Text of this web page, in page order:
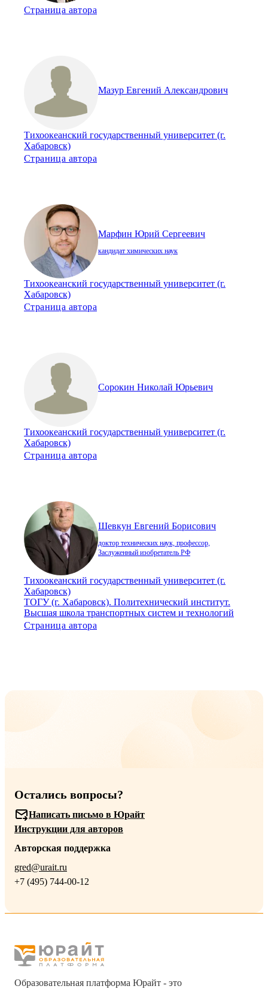
Страница автора
Мазур Евгений Александрович
Тихоокеанский государственный университет (г.
Хабаровск)
Страница автора
Марфин Юрий Сергеевич
кандидат химических наук
Тихоокеанский государственный университет (г.
Хабаровск)
Страница автора
Сорокин Николай Юрьевич
Тихоокеанский государственный университет (г.
Хабаровск)
Страница автора
Шевкун Евгений Борисович
доктор технических наук, профессор,
Заслуженный изобретатель РФ
Тихоокеанский государственный университет (г.
Хабаровск)
ТОГУ (г. Хабаровск). Политехнический институт.
Высшая школа транспортных систем и технологий
Страница автора
Остались вопросы?
Написать письмо в Юрайт
Инструкции для авторов
Авторская поддержка
gred@urait.ru
+7 (495) 744-00-12
Образовательная платформа Юрайт - это